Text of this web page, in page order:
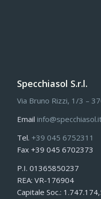
Specchiasol S.r.l.
Via Bruno Rizzi, 1/3 –
Email
Tel. +39 045 6752311
Fax +39 045 6702373
P.I. 01365850237
REA: VR-176904
Capitale Soc.: